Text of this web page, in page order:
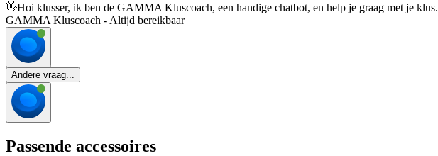
👋Hoi klusser, ik ben de GAMMA Kluscoach, een handige chatbot, en help je graag met je klus.
GAMMA Kluscoach - Altijd bereikbaar
Andere vraag...
Passende accessoires